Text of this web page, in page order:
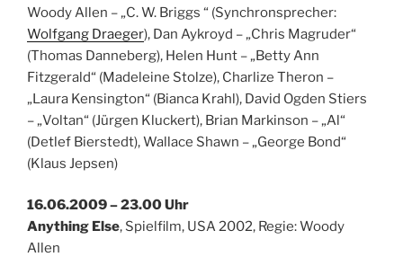
Woody Allen – „C. W. Briggs “ (Synchronsprecher:
Wolfgang Draeger), Dan Aykroyd – „Chris Magruder“
(Thomas Danneberg), Helen Hunt – „Betty Ann
Fitzgerald“ (Madeleine Stolze), Charlize Theron –
„Laura Kensington“ (Bianca Krahl), David Ogden Stiers
– „Voltan“ (Jürgen Kluckert), Brian Markinson – „Al“
(Detlef Bierstedt), Wallace Shawn – „George Bond“
(Klaus Jepsen)
16.06.2009 – 23.00 Uhr
Anything Else, Spielfilm, USA 2002, Regie: Woody
Allen